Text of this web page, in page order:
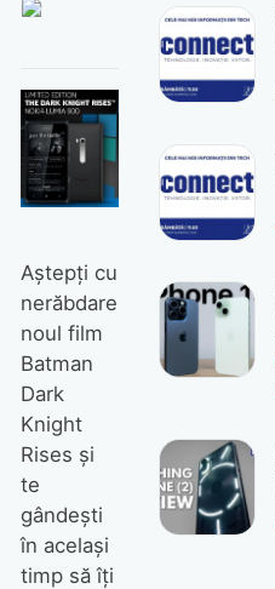
Aştepţi cu
nerăbdare
noul film
Batman
Dark
Knight
Rises şi
te
gândeşti
în acelaşi
timp să îţi